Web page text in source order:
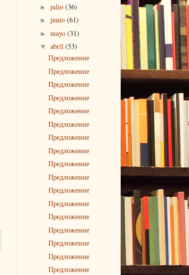
► julio (36)
► junio (61)
► mayo (31)
▼ abril (53)
Предложение
Предложение
Предложение
Предложение
Предложение
Предложение
Предложение
Предложение
Предложение
Предложение
Предложение
Предложение
Предложение
Предложение
Предложение
Предложение
Предложение